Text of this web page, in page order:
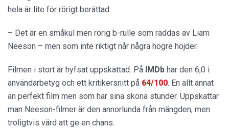
hela är lite för rörigt berättad:
– Det är en småkul men rörig b-rulle som räddas av Liam
Neeson – men som inte riktigt når några högre höjder.
Filmen i stort är hyfsat uppskattad. På IMDb har den 6,0 i
användarbetyg och ett kritikersnitt på 64/100. En allt annat
än perfekt film men som har sina sköna stunder. Uppskattar
man Neeson-filmer är den annorlunda från mängden, men
troligtvis värd att ge en chans.